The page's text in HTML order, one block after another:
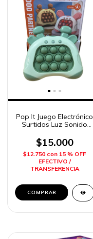
Pop It Juego Electrónico
Surtidos Luz Sonido
Imposol
$15.000
$12.750 con 15 % OFF
EFECTIVO /
TRANSFERENCIA